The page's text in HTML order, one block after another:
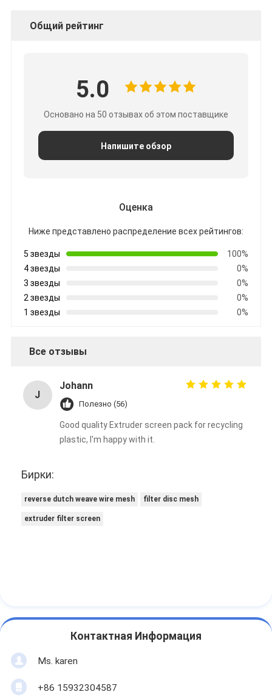
Общий рейтинг
5.0
Основано на 50 отзывах об этом поставщике
Напишите обзор
Оценка
Ниже представлено распределение всех рейтингов:
5 звезды
100%
4 звезды
0%
3 звезды
0%
2 звезды
0%
1 звезды
0%
Все отзывы
J
Johann
Полезно (56)
Good quality Extruder screen pack for recycling
plastic, I'm happy with it.
Бирки:
reverse dutch weave wire mesh filter disc mesh
extruder filter screen
Контактная Информация
Ms. karen
+86 15932304587